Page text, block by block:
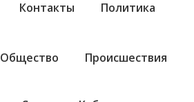
Контакты Политика
Общество Происшествия